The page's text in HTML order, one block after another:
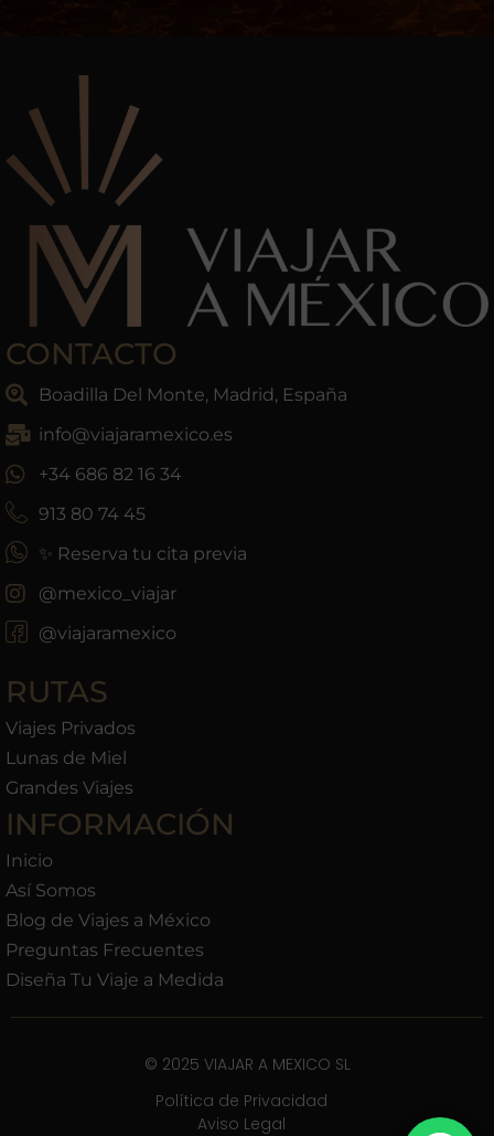
CONTACTO
Boadilla Del Monte, Madrid, España
info@viajaramexico.es
+34 686 82 16 34
913 80 74 45
✨ Reserva tu cita previa
@mexico_viajar
@viajaramexico
RUTAS
Viajes Privados
Lunas de Miel
Grandes Viajes
INFORMACIÓN
Inicio
Así Somos
Blog de Viajes a México
Preguntas Frecuentes
Diseña Tu Viaje a Medida
© 2025 VIAJAR A MEXICO SL
Política de Privacidad
Aviso Legal